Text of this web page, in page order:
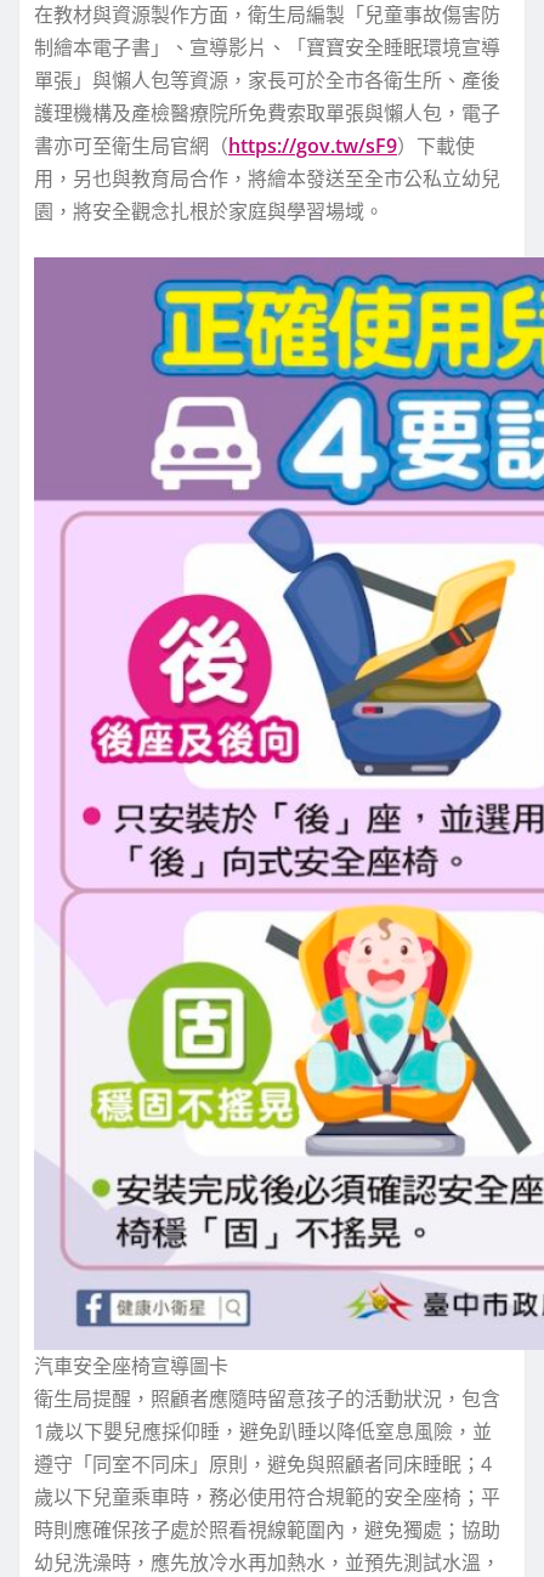
在教材與資源製作方面，衛生局編製「兒童事故傷害防
制繪本電子書」、宣導影片、「寶寶安全睡眠環境宣導
單張」與懶人包等資源，家長可於全市各衛生所、產後
護理機構及產檢醫療院所免費索取單張與懶人包，電子
書亦可至衛生局官網（https://gov.tw/sF9）下載使
用，另也與教育局合作，將繪本發送至全市公私立幼兒
園，將安全觀念扎根於家庭與學習場域。
汽車安全座椅宣導圖卡
衛生局提醒，照顧者應隨時留意孩子的活動狀況，包含
1歲以下嬰兒應採仰睡，避免趴睡以降低窒息風險，並
遵守「同室不同床」原則，避免與照顧者同床睡眠；4
歲以下兒童乘車時，務必使用符合規範的安全座椅；平
時則應確保孩子處於照看視線範圍內，避免獨處；協助
幼兒洗澡時，應先放冷水再加熱水，並預先測試水溫，